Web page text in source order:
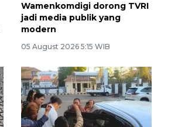
Wamenkomdigi dorong TVRI
jadi media publik yang
modern
05 August 2026 5:15 WIB